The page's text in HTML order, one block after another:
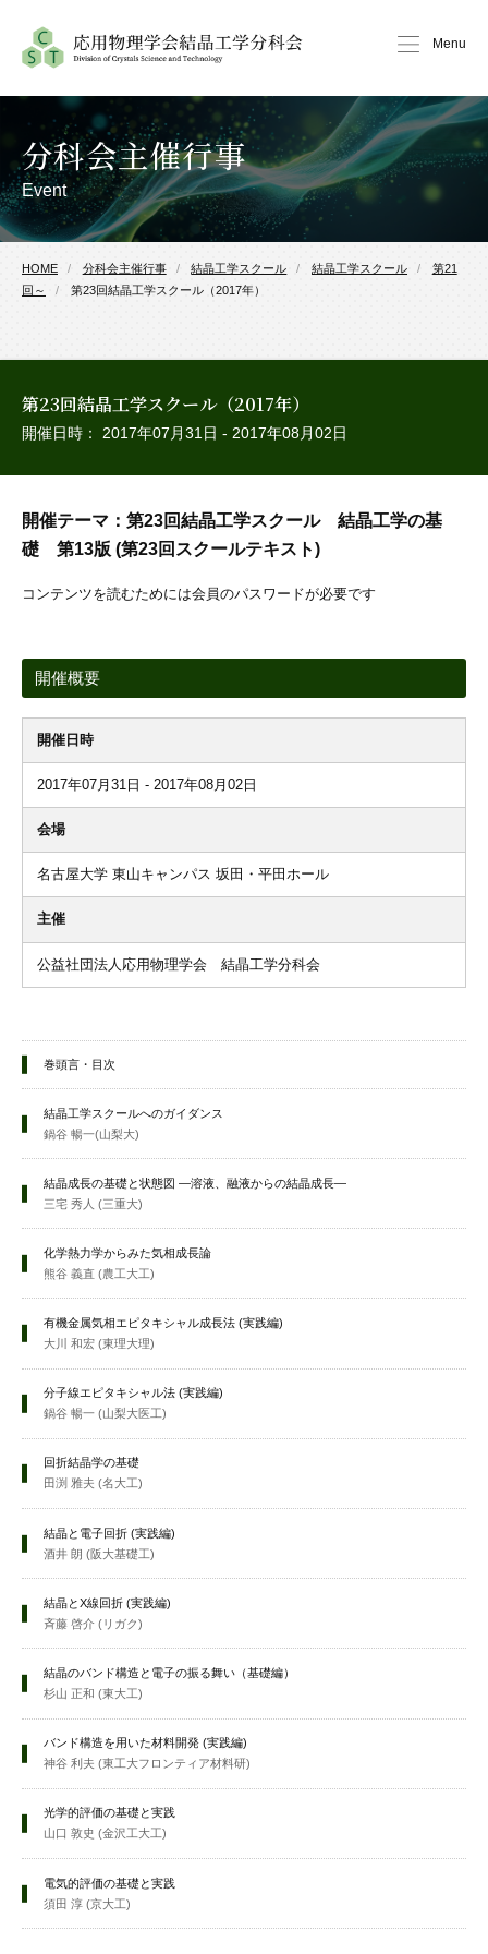
Menu
Event
分科会主催行事
HOME 分科会主催行事 結晶工学スクール 結晶工学スクール
第21
回～
第23回結晶工学スクール（2017年）
第23回結晶工学スクール（2017年）
開催日時： 2017年07月31日 - 2017年08月02日
開催テーマ：第23回結晶工学スクール 結晶工学の基
礎 第13版 (第23回スクールテキスト)
コンテンツを読むためには会員のパスワードが必要です
開催概要
開催日時
2017年07月31日 - 2017年08月02日
会場
名古屋大学 東山キャンパス 坂田・平田ホール
主催
公益社団法人応用物理学会 結晶工学分科会
巻頭言・目次
結晶工学スクールへのガイダンス
鍋谷 暢一(山梨大)
結晶成長の基礎と状態図 —溶液、融液からの結晶成長—
三宅 秀人 (三重大)
化学熱力学からみた気相成長論
熊谷 義直 (農工大工)
有機金属気相エピタキシャル成長法 (実践編)
大川 和宏 (東理大理)
分子線エピタキシャル法 (実践編)
鍋谷 暢一 (山梨大医工)
回折結晶学の基礎
田渕 雅夫 (名大工)
結晶と電子回折 (実践編)
酒井 朗 (阪大基礎工)
結晶とX線回折 (実践編)
斉藤 啓介 (リガク)
結晶のバンド構造と電子の振る舞い（基礎編）
杉山 正和 (東大工)
バンド構造を用いた材料開発 (実践編)
神谷 利夫 (東工大フロンティア材料研)
光学的評価の基礎と実践
山口 敦史 (金沢工大工)
電気的評価の基礎と実践
須田 淳 (京大工)